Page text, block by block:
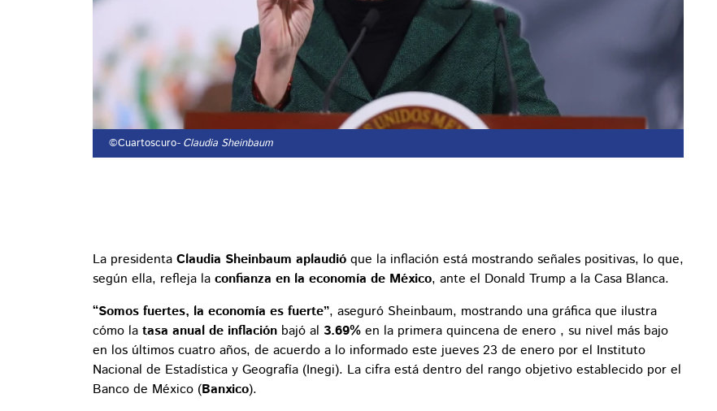
©Cuartoscuro- Claudia Sheinbaum
La presidenta Claudia Sheinbaum aplaudió que la inflación está mostrando señales positivas, lo que,
según ella, refleja la confianza en la economía de México, ante el Donald Trump a la Casa Blanca.
“Somos fuertes, la economía es fuerte”, aseguró Sheinbaum, mostrando una gráfica que ilustra
cómo la tasa anual de inflación bajó al 3.69% en la primera quincena de enero , su nivel más bajo
en los últimos cuatro años, de acuerdo a lo informado este jueves 23 de enero por el Instituto
Nacional de Estadística y Geografía (Inegi). La cifra está dentro del rango objetivo establecido por el
Banco de México (Banxico).